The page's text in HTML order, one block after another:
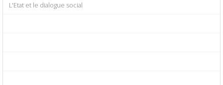
L'Etat et le dialogue social